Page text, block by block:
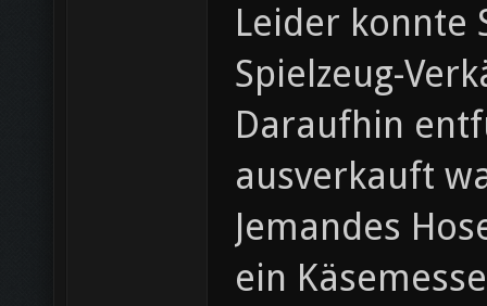
Leider konnte
Spielzeug-
Daraufhin
ausverkauft
Jemandes
ein